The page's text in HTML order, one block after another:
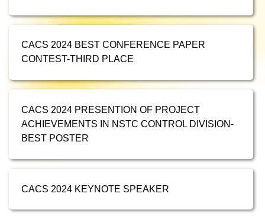
CACS 2024 BEST CONFERENCE PAPER
CONTEST-THIRD PLACE
CACS 2024 PRESENTION OF PROJECT
ACHIEVEMENTS IN NSTC CONTROL DIVISION-
BEST POSTER
CACS 2024 KEYNOTE SPEAKER